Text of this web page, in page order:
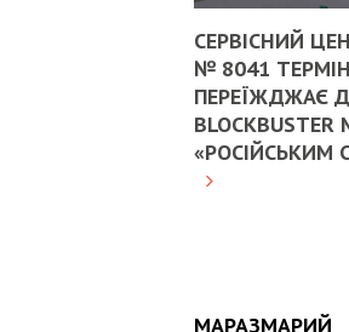
СЕРВІСНИЙ
№ 8041
ПЕРЕЇЖДЖАЄ
BLOCKBUSTER
«РОСІЙСЬКИМ
МАРАЗМАРИЙ